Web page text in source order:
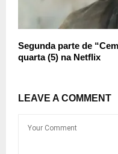
Segunda parte de
quarta (5) na Netflix
LEAVE A COMMENT